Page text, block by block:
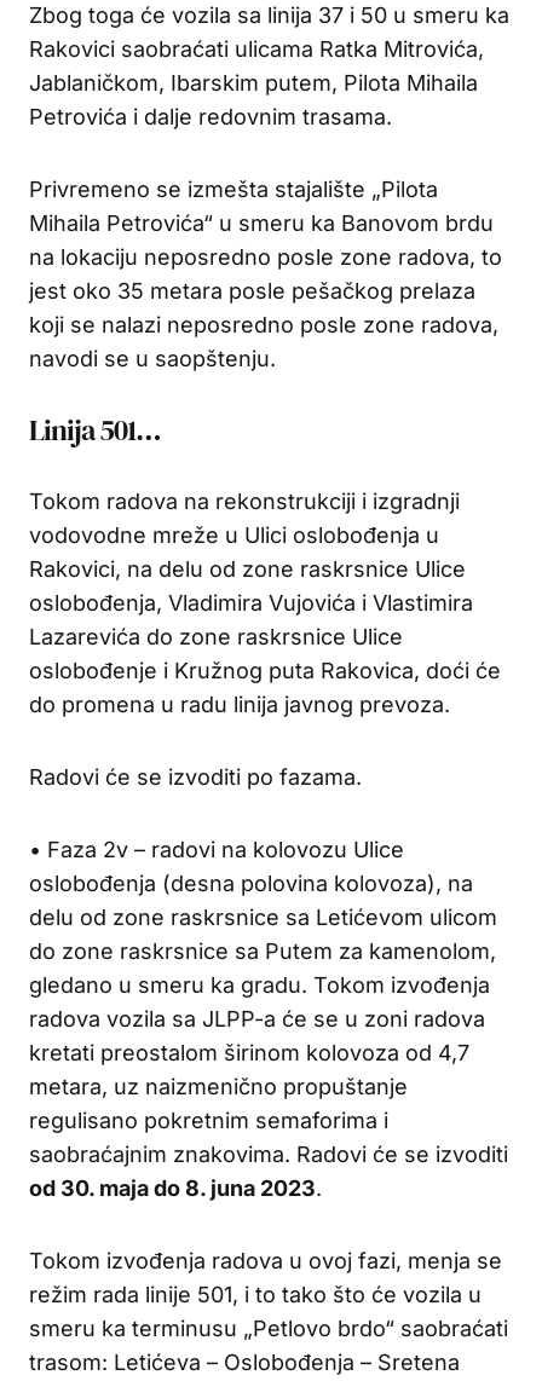
Zbog toga će vozila sa linija 37 i 50 u smeru ka
Rakovici saobraćati ulicama Ratka Mitrovića,
Jablaničkom, Ibarskim putem, Pilota Mihaila
Petrovića i dalje redovnim trasama.
Privremeno se izmešta stajalište „Pilota
Mihaila Petrovića“ u smeru ka Banovom brdu
na lokaciju neposredno posle zone radova, to
jest oko 35 metara posle pešačkog prelaza
koji se nalazi neposredno posle zone radova,
navodi se u saopštenju.
Linija 501…
Tokom radova na rekonstrukciji i izgradnji
vodovodne mreže u Ulici oslobođenja u
Rakovici, na delu od zone raskrsnice Ulice
oslobođenja, Vladimira Vujovića i Vlastimira
Lazarevića do zone raskrsnice Ulice
oslobođenje i Kružnog puta Rakovica, doći će
do promena u radu linija javnog prevoza.
Radovi će se izvoditi po fazama.
• Faza 2v – radovi na kolovozu Ulice
oslobođenja (desna polovina kolovoza), na
delu od zone raskrsnice sa Letićevom ulicom
do zone raskrsnice sa Putem za kamenolom,
gledano u smeru ka gradu. Tokom izvođenja
radova vozila sa JLPP-a će se u zoni radova
kretati preostalom širinom kolovoza od 4,7
metara, uz naizmenično propuštanje
regulisano pokretnim semaforima i
saobraćajnim znakovima. Radovi će se izvoditi
od 30. maja do 8. juna 2023.
Tokom izvođenja radova u ovoj fazi, menja se
režim rada linije 501, i to tako što će vozila u
smeru ka terminusu „Petlovo brdo“ saobraćati
trasom: Letićeva – Oslobođenja – Sretena